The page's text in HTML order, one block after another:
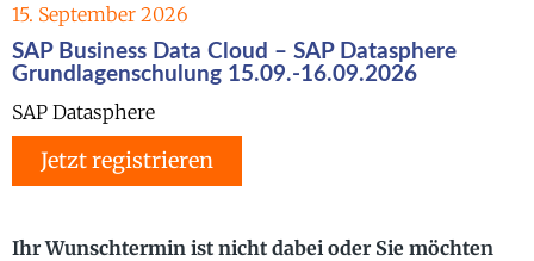
15. September 2026
SAP Business Data Cloud – SAP Datasphere
Grundlagenschulung 15.09.-16.09.2026
SAP Datasphere
Jetzt registrieren
Ihr Wunschtermin ist nicht dabei oder Sie möchten